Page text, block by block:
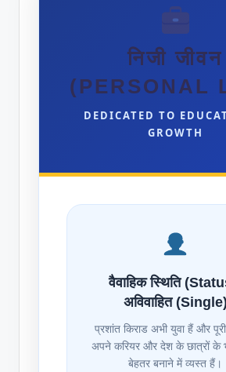
निजी जीवन
(PERSONAL
DEDICATED TO
GROWTH
वैवाहिक स्थिति
अविवाहित (Single)
प्रशांत किराड अभी युवा हैं और
अपने करियर और देश के छात्रों के
बेहतर बनाने में व्यस्त हैं।